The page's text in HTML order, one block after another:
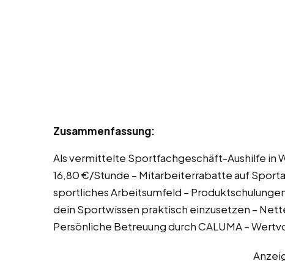
Zusammenfassung:
Als vermittelte Sportfachgeschäft-Aushilfe in
16,80 €/Stunde – Mitarbeiterrabatte auf
sportliches Arbeitsumfeld –
dein Sportwissen praktisch einzusetzen –
Persönliche Betreuung durch CALUMA –